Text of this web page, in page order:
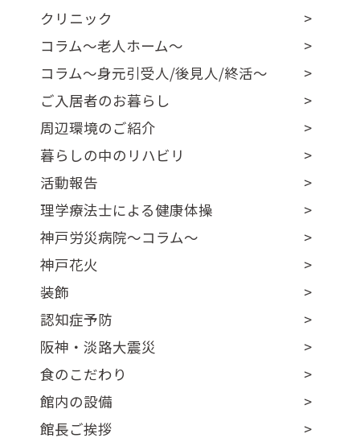
クリニック
コラム～老人ホーム～
コラム～身元引受人/後見人/終活～
ご入居者のお暮らし
周辺環境のご紹介
暮らしの中のリハビリ
活動報告
理学療法士による健康体操
神戸労災病院～コラム～
神戸花火
装飾
認知症予防
阪神・淡路大震災
食のこだわり
館内の設備
館長ご挨拶